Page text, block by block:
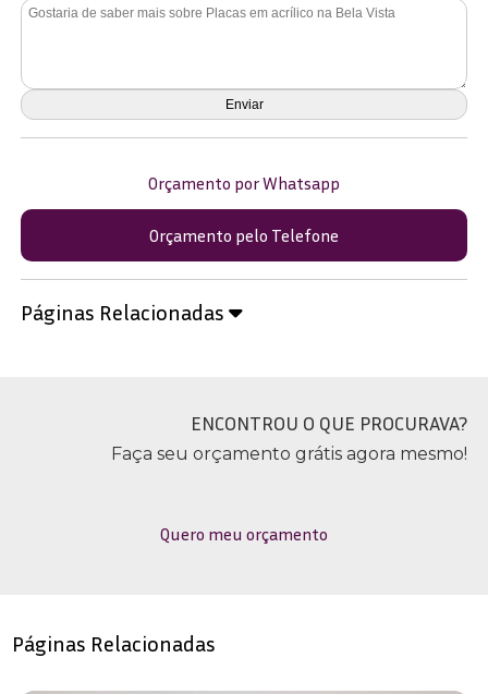
Orçamento por Whatsapp
Orçamento pelo Telefone
Páginas Relacionadas
ENCONTROU O QUE PROCURAVA?
Faça seu orçamento grátis agora mesmo!
Quero meu orçamento
Páginas Relacionadas